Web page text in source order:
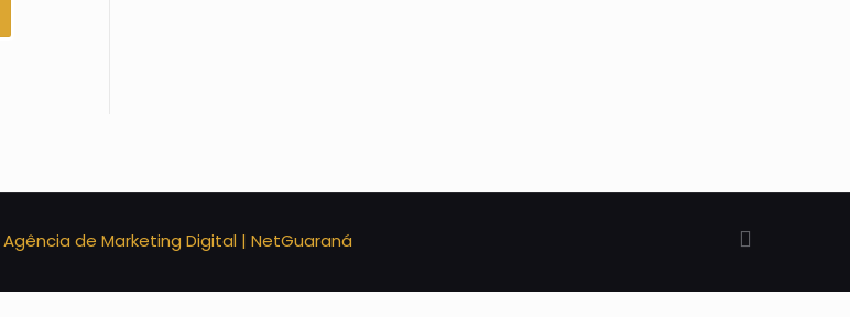
Agência de Marketing Digital | NetGuaraná